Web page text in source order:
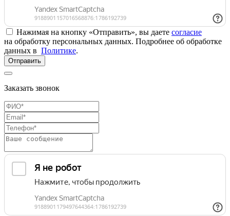
Нажимая на кнопку «Отправить», вы даете согласие
на обработку персональных данных. Подробнее об обработке
данных в Политике.
Отправить
Заказать звонок